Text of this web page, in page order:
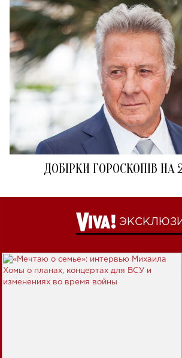
ДОБІРКИ ГОРОСКОПІВ НА